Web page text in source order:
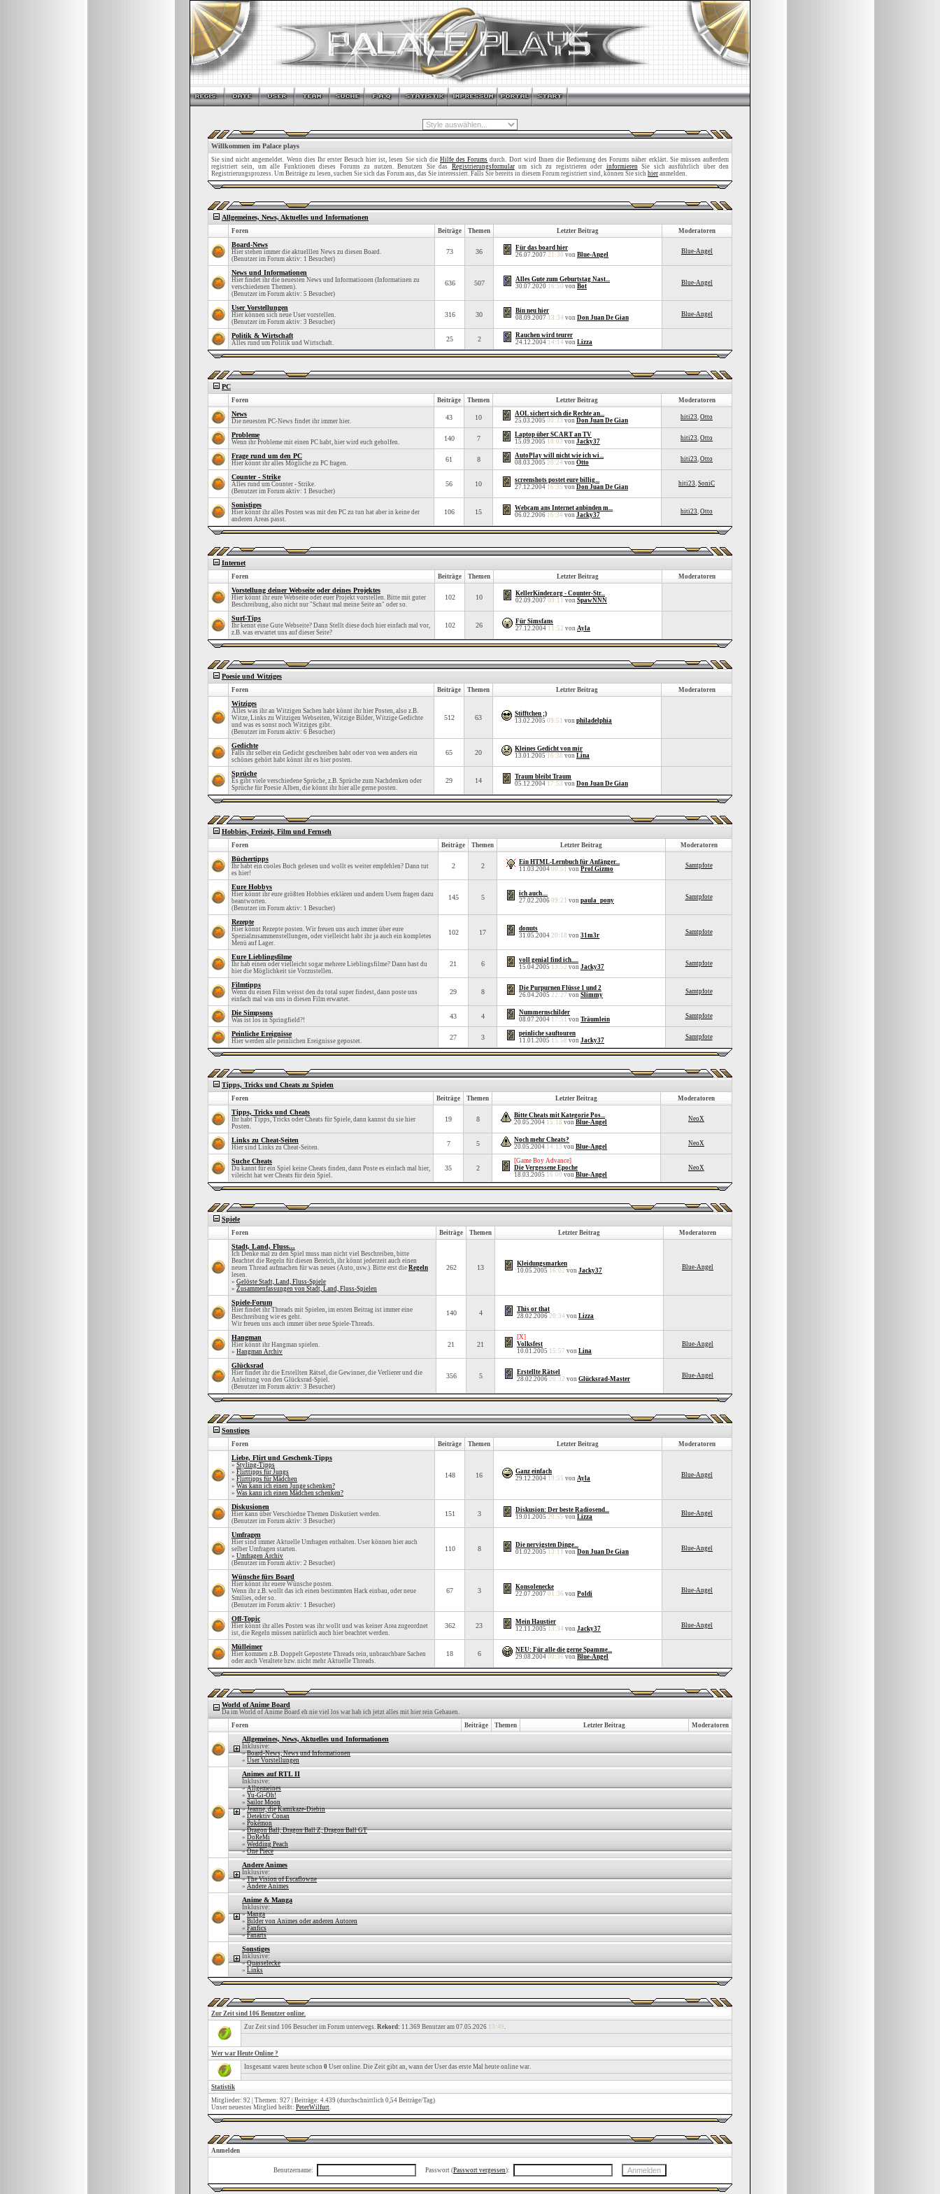
Willkommen im Palace plays
Sie sind nicht angemeldet. Wenn dies Ihr erster Besuch hier ist, lesen Sie sich die Hilfe des Forums durch. Dort wird Ihnen die Bedienung des Forums näher erklärt. Sie müssen außerdem
registriert sein, um alle Funktionen dieses Forums zu nutzen. Benutzen Sie das Registrierungsformularum sich zu registrieren oder informierenSie sich ausführlich über den
Registrierungsprozess. Um Beiträge zu lesen, suchen Sie sich das Forum aus, das Sie interessiert. Falls Sie bereits in diesem Forum registriert sind, können Sie sich hier anmelden.
Allgemeines, News, Aktuelles und Informationen
Foren Beiträge Themen Letzter Beitrag Moderatoren
Board-News
Hier stehen immer die aktuelllen News zu diesen Board.
(Benutzer im Forum aktiv: 1 Besucher)
73 36
Für das board hier
26.07.2007 21:30 von Blue-Angel Blue-Angel
News und Informationen
Hier findet ihr die neuesten News und Informationen (Informatinen zu
verschiedenen Themen).
(Benutzer im Forum aktiv: 5 Besucher)
636 507
Alles Gute zum Geburtstag Nast...
30.07.2020 16:50 von Bot Blue-Angel
User Vorstellungen
Hier können sich neue User vorstellen.
(Benutzer im Forum aktiv: 3 Besucher)
316 30
Bin neu hier
08.09.2007 13:34 von Don Juan De Gian Blue-Angel
Politik & Wirtschaft
Alles rund um Politik und Wirtschaft. 25 2
Rauchen wird teurer
24.12.2004 14:14 von Lizza
PC
Foren Beiträge Themen Letzter Beitrag Moderatoren
News
Die neuesten PC-News findet ihr immer hier. 43 10
AOL sichert sich die Rechte an...
25.03.2005 00:33 von Don Juan De Gian hiti23, Otto
Probleme
Wenn ihr Probleme mit einen PC habt, hier wird euch geholfen. 140 7
Laptop über SCART an TV
15.09.2005 18:03 von Jacky37 hiti23, Otto
Frage rund um den PC
Hier könnt ihr alles Mögliche zu PC fragen. 61 8
AutoPlay will nicht wie ich wi...
08.03.2005 20:24 von Otto hiti23, Otto
Counter - Strike
Alles rund um Counter - Strike.
(Benutzer im Forum aktiv: 1 Besucher)
56 10
screenshots postet eure billig...
27.12.2004 16:35 von Don Juan De Gian hiti23, SoniC
Sonistiges
Hier könnt ihr alles Posten was mit den PC zu tun hat aber in keine der
anderen Areas passt.
106 15
Webcam ans Internet anbinden m...
06.02.2006 16:34 von Jacky37 hiti23, Otto
Internet
Foren Beiträge Themen Letzter Beitrag Moderatoren
Vorstellung deiner Webseite oder deines Projektes
Hier könnt ihr eure Webseite oder euer Projekt vorstellen. Bitte mit guter
Beschreibung, also nicht nur "Schaut mal meine Seite an" oder so.
102 10
KellerKinder.org - Counter-Str...
02.09.2007 09:11 von SpawNNN
Surf-Tips
Ihr kennt eine Gute Webseite? Dann Stellt diese doch hier einfach mal vor,
z.B. was erwartet uns auf dieser Seite?
102 26
Für Simsfans
27.12.2004 11:52 von Ayla
Poesie und Witziges
Foren Beiträge Themen Letzter Beitrag Moderatoren
Witziges
Alles was ihr an Witzigen Sachen habt könnt ihr hier Posten, also z.B.
Witze, Links zu Witzigen Webseiten, Witzige Bilder, Witzige Gedichte
und was es sonst noch Witziges gibt.
(Benutzer im Forum aktiv: 6 Besucher)
512 63
Stifftchen ;)
13.02.2005 09:51 von philadelphia
Gedichte
Falls ihr selber ein Gedicht geschreiben habt oder von wen anders ein
schönes gehört habt könnt ihr es hier posten.
65 20
Kleines Gedicht von mir
13.01.2005 16:38 von Lina
Sprüche
Es gibt viele verschiedene Sprüche, z.B. Sprüche zum Nachdenken oder
Sprüche für Poesie Alben, die könnt ihr hier alle gerne posten.
29 14
Traum bleibt Traum
05.12.2004 17:53 von Don Juan De Gian
Hobbies, Freizeit, Film und Fernseh
Foren Beiträge Themen Letzter Beitrag Moderatoren
Büchertipps
Ihr habt ein cooles Buch gelesen und wollt es weiter empfehlen? Dann tut
es hier!
2 2
Ein HTML-Lernbuch für Anfänger...
11.03.2004 00:51 von Prof.Gizmo Samtpfote
Eure Hobbys
Hier könnt ihr eure größten Hobbies erklären und andern Usern fragen dazu
beantworten.
(Benutzer im Forum aktiv: 1 Besucher)
145 5
ich auch....
27.02.2006 09:21 von paula_pony Samtpfote
Rezepte
Hier könnt Rezepte posten. Wir freuen uns auch immer über eure
Spezialzusammenstellungen, oder vielleicht habt ihr ja auch ein kompletes
Menü auf Lager.
102 17
donuts
31.05.2004 20:18 von 31m3r Samtpfote
Eure Lieblingsfilme
Ihr hab einen oder vielleicht sogar mehrere Lieblingsfilme? Dann hast du
hier die Möglichkeit sie Vorzustellen.
21 6
voll genial find ich.....
15.04.2005 13:52 von Jacky37 Samtpfote
Filmtipps
Wenn du einen Film weisst den du total super findest, dann poste uns
einfach mal was uns in diesen Film erwartet.
29 8
Die Purpurnen Flüsse 1 und 2
26.04.2005 22:27 von Slimmy Samtpfote
Die Simpsons
Was ist los in Springfield?! 43 4
Nummernschilder
08.07.2004 17:51 von Träumlein Samtpfote
Peinliche Ereignisse
Hier werden alle peinlichen Ereignisse gepostet. 27 3
peinliche sauftouren
11.01.2005 15:58 von Jacky37 Samtpfote
Tipps, Tricks und Cheats zu Spielen
Foren Beiträge Themen Letzter Beitrag Moderatoren
Tipps, Tricks und Cheats
Ihr habt Tipps, Tricks oder Cheats für Spiele, dann kannst du sie hier
Posten.
19 8
Bitte Cheats mit Kategorie Pos...
20.05.2004 15:18 von Blue-Angel NeoX
Links zu Cheat-Seiten
Hier sind Links zu Cheat-Seiten. 7 5
Noch mehr Cheats?
20.05.2004 14:13 von Blue-Angel NeoX
Suche Cheats
Du kannt für ein Spiel keine Cheats finden, dann Poste es einfach mal hier,
vileicht hat wer Cheats für dein Spiel.
35 2
[Game Boy Advance]
Die Vergessene Epoche
18.03.2005 16:00 von Blue-Angel
NeoX
Spiele
Foren Beiträge Themen Letzter Beitrag Moderatoren
Stadt, Land, Fluss...
Ich Denke mal zu den Spiel muss man nicht viel Beschreiben, bitte
Beachtet die Regeln für diesen Bereich, ihr könnt jederzeit auch einen
neuen Thread aufmachen für was neues (Auto, usw.). Bitte erst die Regeln
lesen.
» Gelöste Stadt, Land, Fluss-Spiele
» Zusammenfassungen von Stadt, Land, Fluss-Spielen
262 13
Kleidungsmarken
10.05.2005 16:02 von Jacky37 Blue-Angel
Spiele-Forum
Hier findet ihr Threads mit Spielen, im ersten Beitrag ist immer eine
Beschreibung wie es geht.
Wir freuen uns auch immer über neue Spiele-Threads.
140 4
This or that
28.02.2006 20:34 von Lizza
Hangman
Hier könnt ihr Hangman spielen.
» Hangman Archiv
21 21
[X]
Volksfest
10.01.2005 15:57 von Lina
Blue-Angel
Glücksrad
Hier findet ihr die Erstellten Rätsel, die Gewinner, die Verlierer und die
Anleitung von den Glücksrad-Spiel.
(Benutzer im Forum aktiv: 3 Besucher)
356 5
Erstellte Rätsel
28.02.2006 20:32 von Glücksrad-Master Blue-Angel
Sonstiges
Foren Beiträge Themen Letzter Beitrag Moderatoren
Liebe, Flirt und Geschenk-Tipps
» Styling-Tipps
» Flirttipps für Jungs
» Flirttipps für Mädchen
» Was kann ich einen Junge schenken?
» Was kann ich einen Mädchen schenken?
148 16
Ganz einfach
29.12.2004 19:55 von Ayla Blue-Angel
Diskusionen
Hier kann über Verschiedne Themen Diskutiert werden.
(Benutzer im Forum aktiv: 3 Besucher)
151 3
Diskusion: Der beste Radiosend...
19.01.2005 20:55 von Lizza Blue-Angel
Umfragen
Hier sind immer Aktuelle Umfragen enthalten. User können hier auch
selber Umfragen starten.
» Umfragen Archiv
(Benutzer im Forum aktiv: 2 Besucher)
110 8
Die nervigsten Dinge...
01.02.2005 13:11 von Don Juan De Gian Blue-Angel
Wünsche fürs Board
Hier könnt ihr euere Wünsche posten.
Wenn ihr z.B. wollt das ich einen bestimmten Hack einbau, oder neue
Smilies, oder so.
(Benutzer im Forum aktiv: 1 Besucher)
67 3
Konsolenecke
22.07.2007 01:36 von Poldi Blue-Angel
Off-Topic
Hier könnt ihr alles Posten was ihr wollt und was keiner Area zugeordnet
ist, die Regeln müssen natürlich auch hier beachtet werden.
362 23
Mein Haustier
12.11.2005 13:34 von Jacky37 Blue-Angel
Mülleimer
Hier kommen z.B. Doppelt Gepostete Threads rein, unbrauchbare Sachen
oder auch Veraltete bzw. nicht mehr Aktuelle Threads.
18 6
NEU: Für alle die gerne Spamme...
29.08.2004 00:36 von Blue-Angel
World of Anime Board
Da im World of Anime Board eh nie viel los war hab ich jetzt alles mit hier rein Gehauen.
Foren
Beiträge Themen Letzter Beitrag Moderatoren
Allgemeines, News, Aktuelles und Informationen
Inklusive:
»Board-News, News und Informationen
» User Vorstellungen
Animes auf RTL II
Inklusive:
»Allgemeines
» Yu-Gi-Oh!
» Sailor Moon
»Jeanne, die Kamikaze-Diebin
» Detektiv Conan
» Pokémon
»Dragon Ball, Dragon Ball Z, Dragon Ball GT
» DoReMi
» Wedding Peach
»One Piece
Andere Animes
Inklusive:
»The Vision of Escaflowne
» Andere Animes
Anime & Manga
Inklusive:
»Manga
» Bilder von Animes oder anderen Autoren
» Fanfics
»Fanarts
Sonstiges
Inklusive:
»Quasselecke
» Links
Zur Zeit sind 106 Benutzer online.
Zur Zeit sind 106 Besucher im Forum unterwegs. Rekord: 11.369 Benutzer am 07.05.2026 13:49.
Wer war Heute Online ?
Insgesamt waren heute schon 0 User online. Die Zeit gibt an, wann der User das erste Mal heute online war.
Statistik
Mitglieder: 92 | Themen: 927 | Beiträge: 4.439 (durchschnittlich 0,54 Beiträge/Tag)
Unser neuestes Mitglied heißt: PeterWilfurt.
Anmelden
Benutzername: Passwort (Passwort vergessen):